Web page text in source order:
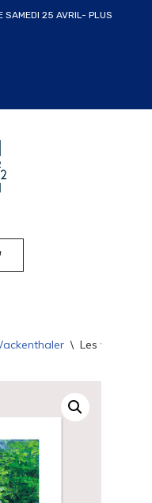
SAMEDI 25 AVRIL- PLUS
\ Les vignes